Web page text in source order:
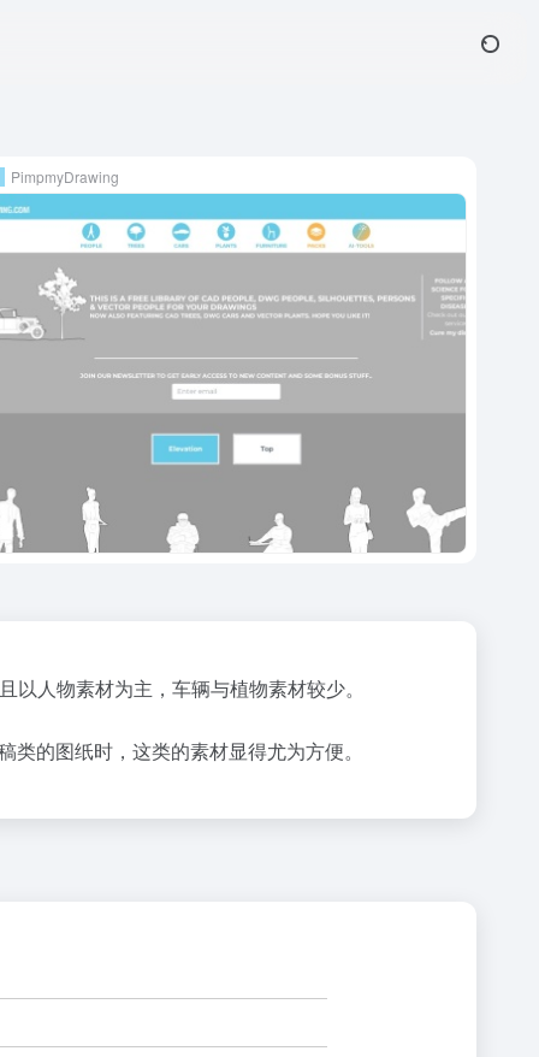
PimpmyDrawing
人物素材为主，车辆与植物素材较少。
的图纸时，这类的素材显得尤为方便。